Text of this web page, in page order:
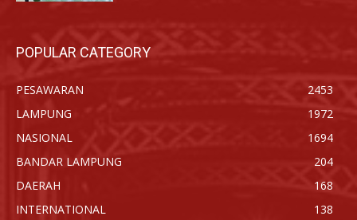
POPULAR CATEGORY
PESAWARAN
2453
LAMPUNG
1972
NASIONAL
1694
BANDAR LAMPUNG
204
DAERAH
168
INTERNATIONAL
138